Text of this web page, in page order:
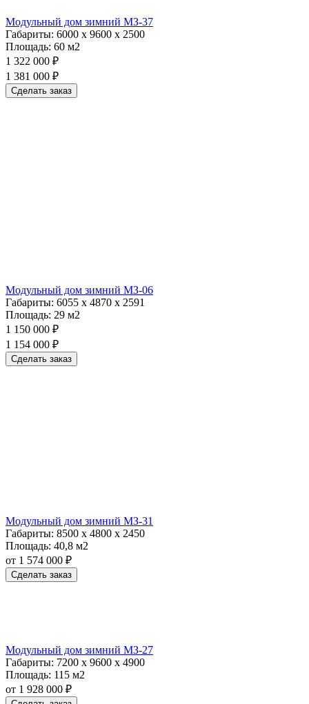
Модульный дом зимний МЗ-37
Габариты: 6000 х 9600 х 2500
Площадь: 60 м2
1 322 000 ₽
1 381 000 ₽
Сделать заказ
Модульный дом зимний МЗ-06
Габариты: 6055 х 4870 х 2591
Площадь: 29 м2
1 150 000 ₽
1 154 000 ₽
Сделать заказ
Модульный дом зимний МЗ-31
Габариты: 8500 х 4800 х 2450
Площадь: 40,8 м2
от 1 574 000 ₽
Сделать заказ
Модульный дом зимний МЗ-27
Габариты: 7200 х 9600 х 4900
Площадь: 115 м2
от 1 928 000 ₽